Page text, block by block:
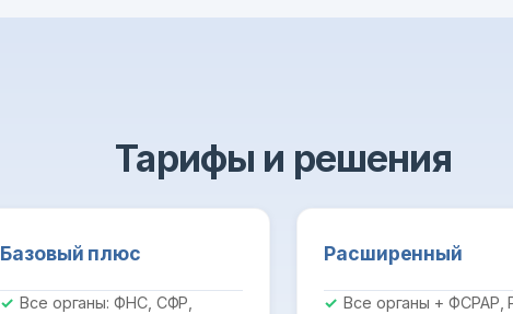
Тарифы и решения
Базовый плюс
Все органы: ФНС, СФР,
Расширенный
Все органы + ФСРАР,